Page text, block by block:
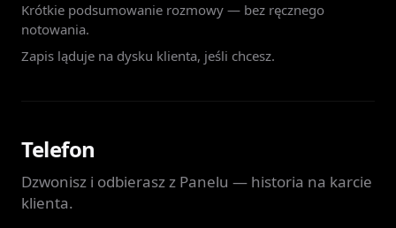
Krótkie podsumowanie rozmowy — bez ręcznego
notowania.
Zapis ląduje na dysku klienta, jeśli chcesz.
Telefon
Dzwonisz i odbierasz z Panelu — historia na karcie
klienta.